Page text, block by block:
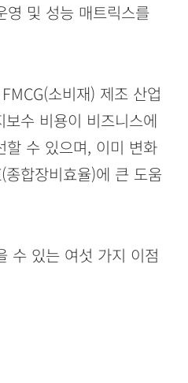
영 및 성능 매트릭스를
소비재) 제조 산업
수 비용이 비즈니스에
수 있으며, 이미 변화
합장비효율)에 큰 도움
수 있는 여섯 가지 이점